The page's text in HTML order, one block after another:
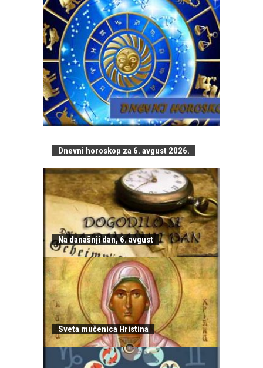
Dnevni horoskop za 6. avgust 2026.
Na današnji dan, 6. avgust
Sveta mučenica Hristina